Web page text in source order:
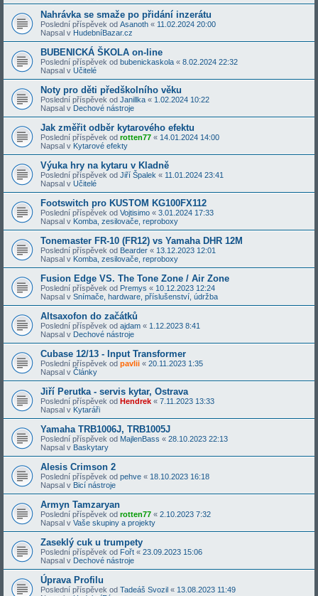
Nahrávka se smaže po přidání inzerátu
Poslední příspěvek od Asanoth « 11.02.2024 20:00
Napsal v HudebníBazar.cz
BUBENICKÁ ŠKOLA on-line
Poslední příspěvek od bubenickaskola « 8.02.2024 22:32
Napsal v Učitelé
Noty pro děti předškolního věku
Poslední příspěvek od Janillka « 1.02.2024 10:22
Napsal v Dechové nástroje
Jak změřit odběr kytarového efektu
Poslední příspěvek od rotten77 « 14.01.2024 14:00
Napsal v Kytarové efekty
Výuka hry na kytaru v Kladně
Poslední příspěvek od Jiří Špalek « 11.01.2024 23:41
Napsal v Učitelé
Footswitch pro KUSTOM KG100FX112
Poslední příspěvek od Vojtisimo « 3.01.2024 17:33
Napsal v Komba, zesilovače, reproboxy
Tonemaster FR-10 (FR12) vs Yamaha DHR 12M
Poslední příspěvek od Bearder « 13.12.2023 12:01
Napsal v Komba, zesilovače, reproboxy
Fusion Edge VS. The Tone Zone / Air Zone
Poslední příspěvek od Premys « 10.12.2023 12:24
Napsal v Snímače, hardware, příslušenství, údržba
Altsaxofon do začátků
Poslední příspěvek od ajdam « 1.12.2023 8:41
Napsal v Dechové nástroje
Cubase 12/13 - Input Transformer
Poslední příspěvek od pavlii « 20.11.2023 1:35
Napsal v Články
Jiří Perutka - servis kytar, Ostrava
Poslední příspěvek od Hendrek « 7.11.2023 13:33
Napsal v Kytaráři
Yamaha TRB1006J, TRB1005J
Poslední příspěvek od MajlenBass « 28.10.2023 22:13
Napsal v Baskytary
Alesis Crimson 2
Poslední příspěvek od pehve « 18.10.2023 16:18
Napsal v Bicí nástroje
Armyn Tamzaryan
Poslední příspěvek od rotten77 « 2.10.2023 7:32
Napsal v Vaše skupiny a projekty
Zaseklý cuk u trumpety
Poslední příspěvek od Fořt « 23.09.2023 15:06
Napsal v Dechové nástroje
Úprava Profilu
Poslední příspěvek od Tadeáš Svozil « 13.08.2023 11:49